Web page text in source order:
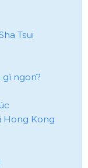
Tsui
ngon?
Hong Kong